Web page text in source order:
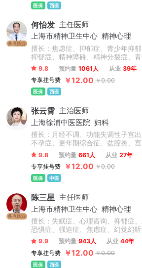
医保 西医
多点执业
何怡发 主任医师
上海市精神卫生中心 精神心理
擅长：焦虑症、抑郁症、青少年抑
抑郁症、精神障碍、精神分裂症、
碍、情感障碍、精神病、失眠症、
碍、躁狂症、忧郁症、恐惧症、幻
乱、神经衰弱、躯体化形式障碍、癔
碍、惊恐障碍、产后抑郁症、更年期
疗，尤其擅长抑郁焦虑与精神分裂症
9.8 预约量 1061人 从业 39年
专享挂号费
￥12.00 ￥0.00
医保 西医
张云霄 主治医师
上海徐浦中医医院 妇科
擅长：月经不调、功能失调性子宫出
不孕症、更年期综合征、盆腔炎、
毒感染等、卵巢囊肿、子宫肌瘤、
失眠调理、内分泌失调、肥胖症、
炎、阴道菌群失调。
9.8 预约量 661人 从业 27年
专享挂号费
￥12.00 ￥0.00
医保 中医
多点执业
陈三星 主任医师
上海市精神卫生中心 精神心理
擅长：失眠症、心理咨询、抑郁症、
恐惧症、强迫症、焦虑症、幻觉幻
梦、脑损伤、精神障碍、青少年抑
病症、植物神经紊乱、情绪障碍心
后应激障碍等精神心理疾病的诊断与
运用心理学原理疏导情绪问题、人际
9.9 预约量 943人 从业 44年
专享挂号费
￥12.00 ￥0.00
医保 西医